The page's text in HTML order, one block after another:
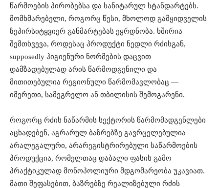
წარმოების პირობებსა და სანიტარულ სტანდარტებს.
მომხმარებელი, როგორც წესი, მხოლოდ გამყიდველის
ზეპირსიტყვიერ განმარტებას ეყრდნობა. ხშირია
შემთხვევა, როდესაც პროდუქტი ნედლი რძისგან,
supposedly ჰიგიენური ნორმების დაცვით
დამზადებულად არის წარმოდგენილი და
მითითებულია რეგიონული წარმომავლობაც —
იმერეთი, სამეგრელო ან თბილისის შემოგარენი.
როგორც რძის ნაწარმის სექტორის წარმომადგენლები
აცხადებენ, აგრარულ ბაზრებზე გავრცელებულია
არალეგალური, არარეგისტრირებული საწარმოების
პროდუქცია, რომელთაც დაბალი ფასის გამო
პრაქტიკულად მონოპოლიური მდგომარეობა უკავიათ.
მათი შეფასებით, ბაზრებზე რეალიზებული რძის